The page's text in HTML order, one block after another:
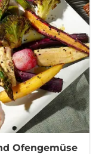
Ofengemüse